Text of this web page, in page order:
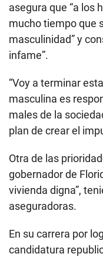
asegura que “a los
mucho tiempo que
masculinidad” y
infame”.
“Voy a terminar
masculina es
males de la
plan de crear el
Otra de las
gobernador de
vivienda digna”,
aseguradoras.
En su carrera por
candidatura